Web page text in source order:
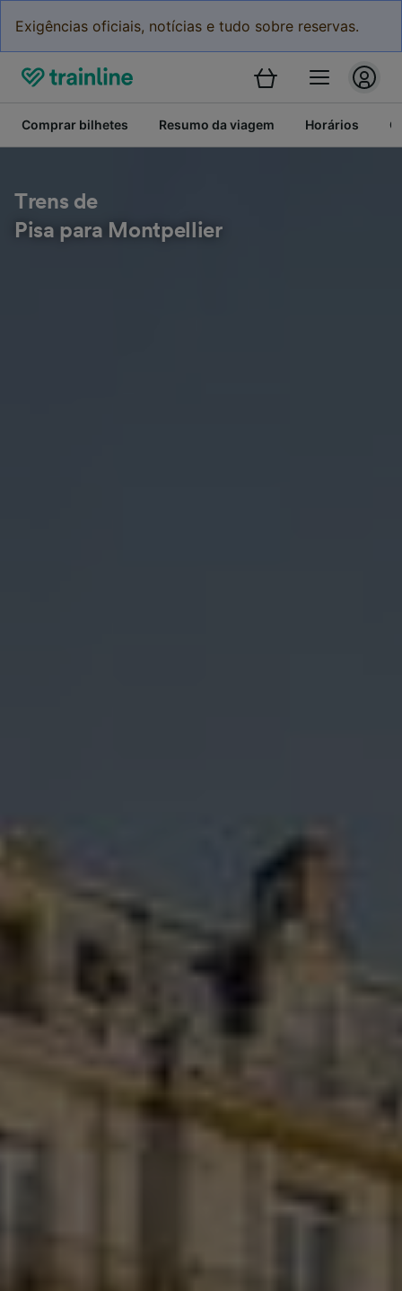
Exigências oficiais, notícias e tudo sobre reservas.
Comprar bilhetes Resumo da viagem Horários
Trens de
Pisa para Montpellier